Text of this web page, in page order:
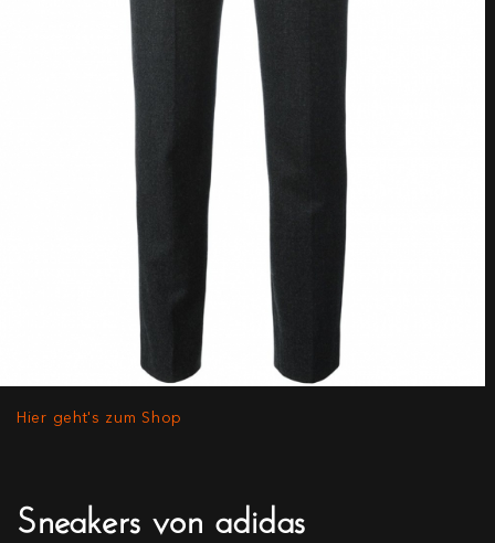
Hier geht's zum Shop
Sneakers von adidas